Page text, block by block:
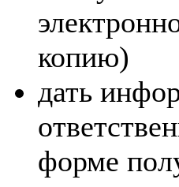
копию)
дать
форме